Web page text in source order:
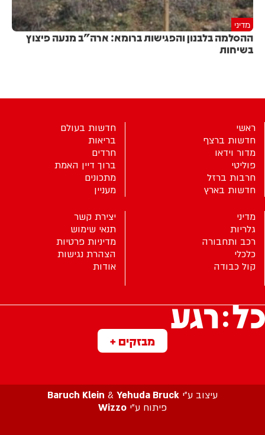
מדיני
ההסלמה בלבנון והפגישות ברומא: ארה"ב מנעה פיצוץ
בשיחות
מבזקים +
ראשי
חדשות ברצף
מדור וידאו
פוליטי
חרבות ברזל
חדשות בארץ
חדשות בעולם
בריאות
חרדים
ברוך דיין האמת
מתכונים
מעניין
מדיני
גלריות
רכב ותחבורה
כלכלי
קול כבודה
יצירת קשר
תנאי שימוש
מדיניות פרטיות
הצהרת נגישות
אודות
עיצוב ע”י Baruch Klein & Yehuda Bruck
פיתוח ע”י Wizzo